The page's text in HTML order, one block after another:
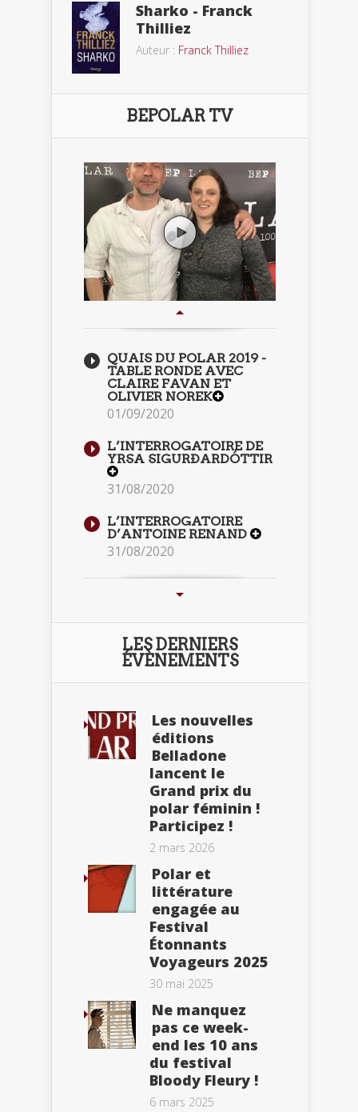
Sharko - Franck
Thilliez
Auteur : Franck Thilliez
BEPOLAR TV
QUAIS DU POLAR 2019 -
TABLE RONDE AVEC
CLAIRE FAVAN ET
OLIVIER NOREK
01/09/2020
L’INTERROGATOIRE DE
YRSA SIGURÐARDÓTTIR
31/08/2020
L’INTERROGATOIRE
D’ANTOINE RENAND
31/08/2020
LES DERNIERS
ÉVÈNEMENTS
Les nouvelles
éditions
Belladone
lancent le
Grand prix du
polar féminin !
Participez !
2 mars 2026
Polar et
littérature
engagée au
Festival
Étonnants
Voyageurs 2025
30 mai 2025
Ne manquez
pas ce week-
end les 10 ans
du festival
Bloody Fleury !
6 mars 2025